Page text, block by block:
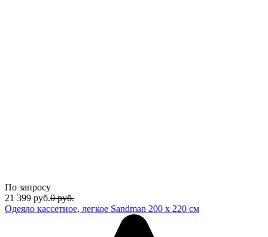
По запросу
21 399 руб.0 руб.
Одеяло кассетное, легкое Sandman 200 х 220 см